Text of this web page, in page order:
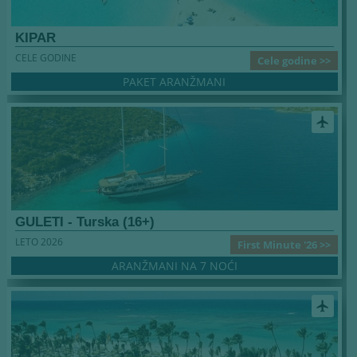
KIPAR
Cele godine >>
CELE GODINE
PAKET ARANŽMANI
airplanemode_active
GULETI - Turska (16+)
First Minute '26 >>
LETO 2026
ARANŽMANI NA 7 NOĆI
airplanemode_active